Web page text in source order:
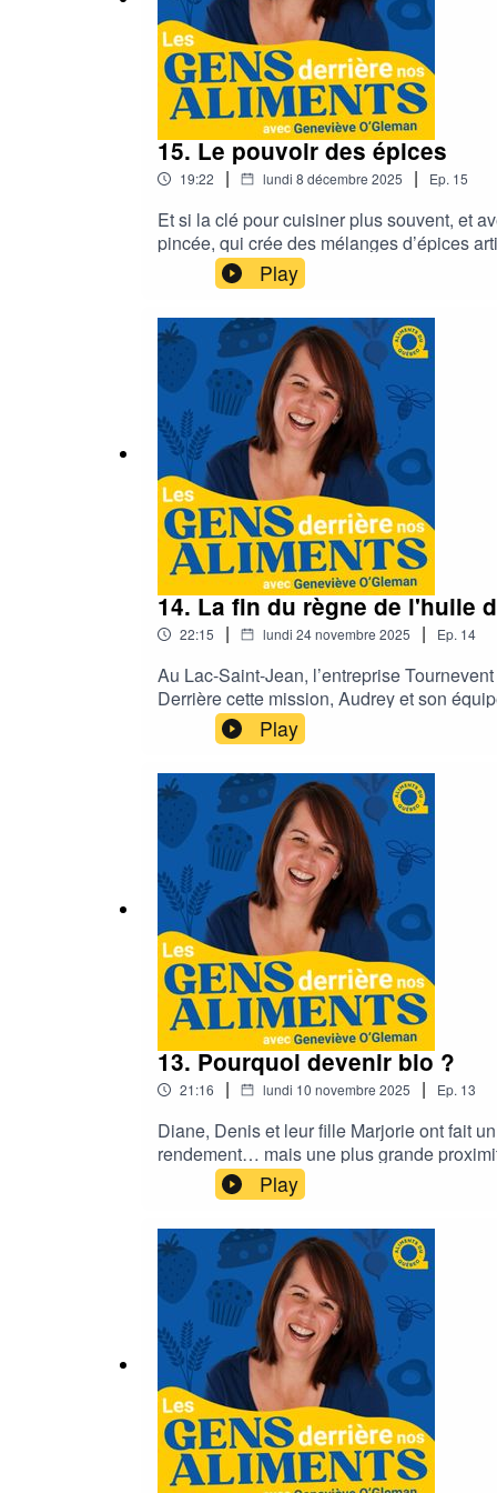
15. Le pouvoir des épices
19:22 | lundi 8 décembre 2025 | Ep. 15
Et si la clé pour cuisiner plus souvent, et
pincée, qui crée des mélanges d’épices
confiance en cuisine, mais surtout du
parfois même notre rapport à la cuisine.
O'GlemanProductrice – Diane
DeschênesPostproduction – Hanna
Play
14. La fin du règne de l'huile
22:15 | lundi 24 novembre 2025 | Ep. 14
Au Lac-Saint-Jean, l’entreprise
Derrière cette mission, Audrey et son
saveurs locales s’y rencontrent.Dans ce
chanvre, le lin, le canola et le tournesol
CréditsAnimatrice – Geneviève
Mae BironRecherchiste – Sandrine
avec Aliments du Québec
Play
13. Pourquoi devenir bio ?
21:16 | lundi 10 novembre 2025 | Ep. 13
Diane, Denis et leur fille Marjorie ont fait
rendement… mais une plus grande
véritable mission.De cette décision est
avec soin et transformés en farines de
retrouver du sens, et d'un territoire qui
produisant autrement.CréditsAnimatrice –
CottinCaméra 2 – Mae
collaboration avec Aliments du Québec
Play